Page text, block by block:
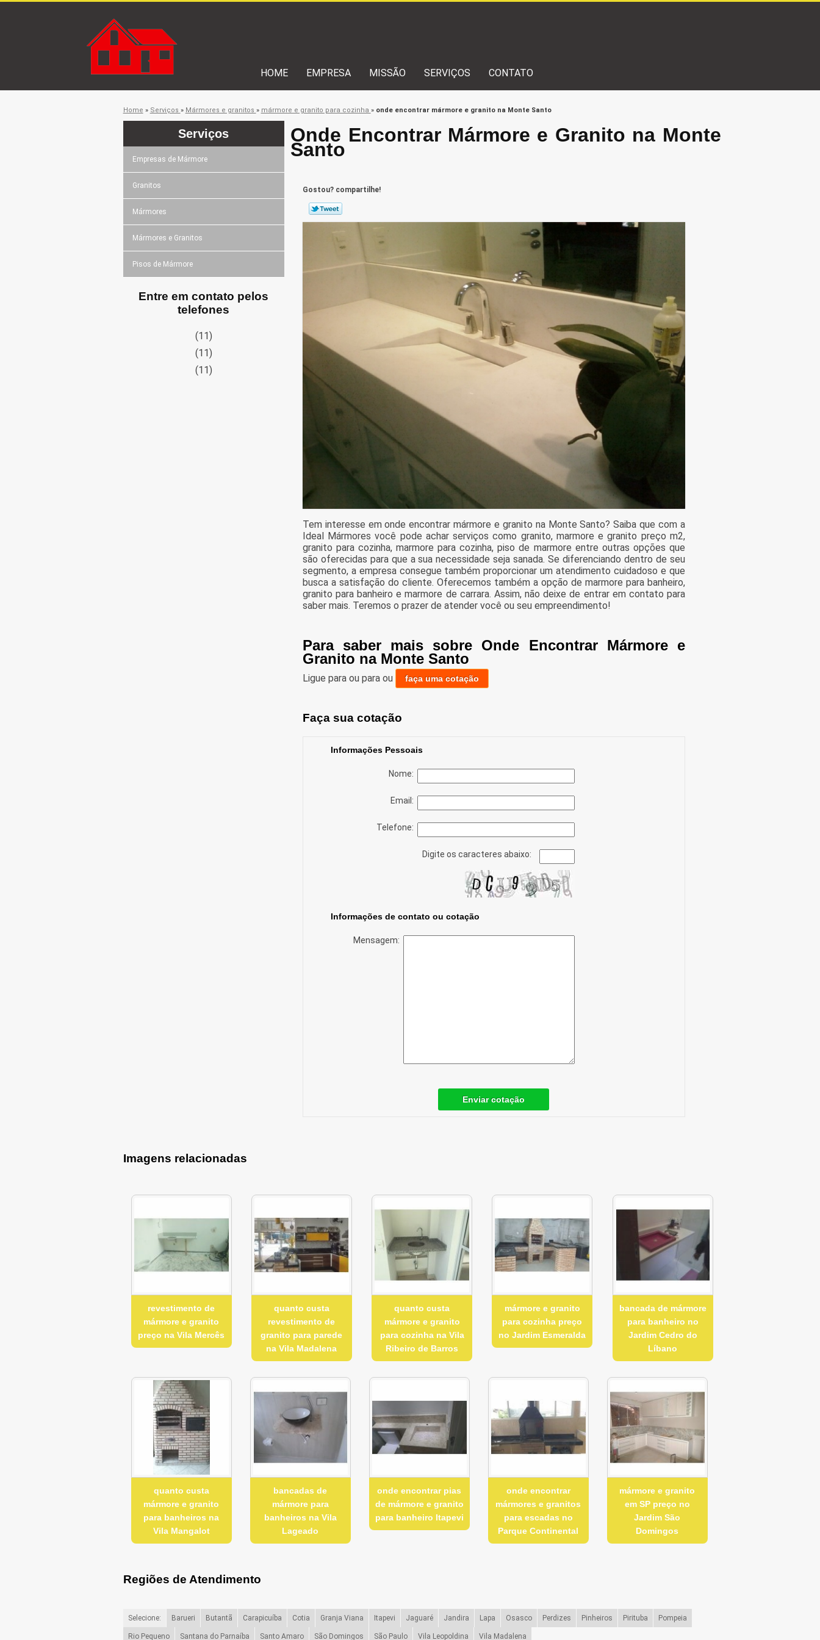
HOME EMPRESA MISSÃO SERVIÇOS CONTATO
Home » Serviços » Mármores e granitos » mármore e granito para cozinha » onde encontrar mármore e granito na Monte Santo
Serviços
Empresas de Mármore
Granitos
Mármores
Mármores e Granitos
Pisos de Mármore
Entre em contato pelos
telefones
(11)
(11)
(11)
Onde Encontrar Mármore e Granito na Monte
Santo
Gostou? compartilhe!
Tem interesse em onde encontrar mármore e granito na Monte Santo? Saiba que com a
Ideal Mármores você pode achar serviços como granito, marmore e granito preço m2,
granito para cozinha, marmore para cozinha, piso de marmore entre outras opções que
são oferecidas para que a sua necessidade seja sanada. Se diferenciando dentro de seu
segmento, a empresa consegue também proporcionar um atendimento cuidadoso e que
busca a satisfação do cliente. Oferecemos também a opção de marmore para banheiro,
granito para banheiro e marmore de carrara. Assim, não deixe de entrar em contato para
saber mais. Teremos o prazer de atender você ou seu empreendimento!
Para saber mais sobre Onde Encontrar Mármore e
Granito na Monte Santo
Ligue para ou para ou faça uma cotação
Faça sua cotação
Informações Pessoais
Nome:
Email:
Telefone:
Digite os caracteres abaixo:
Informações de contato ou cotação
Mensagem:
Enviar cotação
Imagens relacionadas
revestimento de
mármore e granito
preço na Vila Mercês
quanto custa
revestimento de
granito para parede
na Vila Madalena
quanto custa
mármore e granito
para cozinha na Vila
Ribeiro de Barros
mármore e granito
para cozinha preço
no Jardim Esmeralda
bancada de mármore
para banheiro no
Jardim Cedro do
Líbano
quanto custa
mármore e granito
para banheiros na
Vila Mangalot
bancadas de
mármore para
banheiros na Vila
Lageado
onde encontrar pias
de mármore e granito
para banheiro Itapevi
onde encontrar
mármores e granitos
para escadas no
Parque Continental
mármore e granito
em SP preço no
Jardim São
Domingos
Regiões de Atendimento
Selecione: Barueri Butantã Carapicuíba Cotia Granja Viana Itapevi Jaguaré Jandira Lapa Osasco Perdizes Pinheiros Pirituba Pompeia
Rio Pequeno Santana do Parnaíba Santo Amaro São Domingos São Paulo Vila Leopoldina Vila Madalena